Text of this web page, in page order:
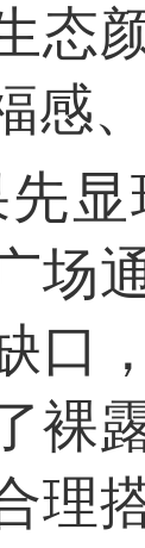
态
感
场
口
裸
理